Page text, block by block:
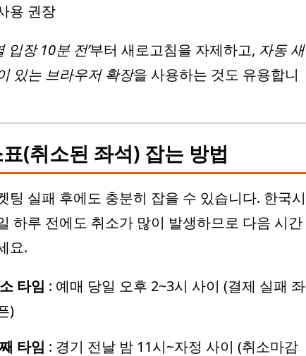
용 권장
입장 10분 전’부터 새로고침을 자제하고, 자동 새
있는 브라우저 확장을 사용하는 것도 유용합니
(취소된 좌석) 잡는 방법
팅 실패 후에도 충분히 잡을 수 있습니다. 한국시
하루 전에도 취소가 많이 발생하므로 다음 시간
요.
타임 : 예매 당일 오후 2~3시 사이 (결제 실패 좌
)
타임 : 경기 전날 밤 11시~자정 사이 (취소마감